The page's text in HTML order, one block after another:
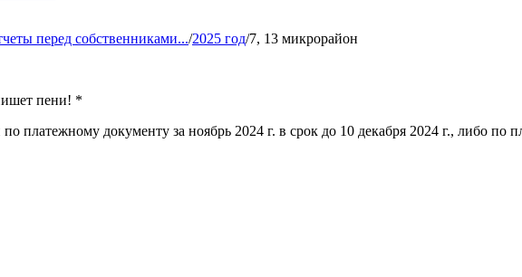
перед собственниками.../2025 год/7, 13 микрорайон
пени! *
платежному документу за ноябрь 2024 г. в срок до 10 декабря 2024 г., либо по